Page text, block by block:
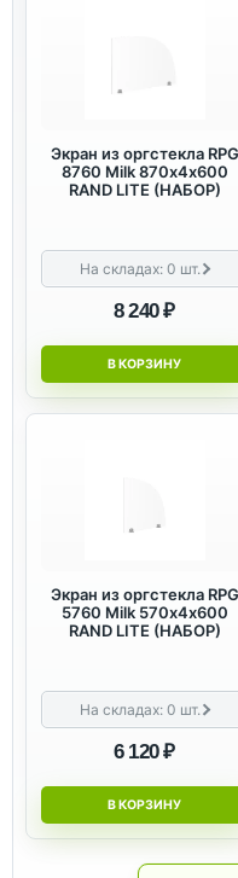
Экран из оргстекла RPG
8760 Milk 870х4х600
RAND LITE (НАБОР)
На складах:0 шт.
8 240 ₽
В КОРЗИНУ
Экран из оргстекла RPG
5760 Milk 570х4х600
RAND LITE (НАБОР)
На складах:0 шт.
6 120 ₽
В КОРЗИНУ